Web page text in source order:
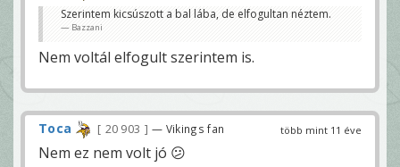
Szerintem kicsúszott a bal lába, de elfogultan néztem.
Bazzani
Nem voltál elfogult szerintem is.
több mint 11 éve
Toca 20 903 — Vikings fan
Nem ez nem volt jó 😕